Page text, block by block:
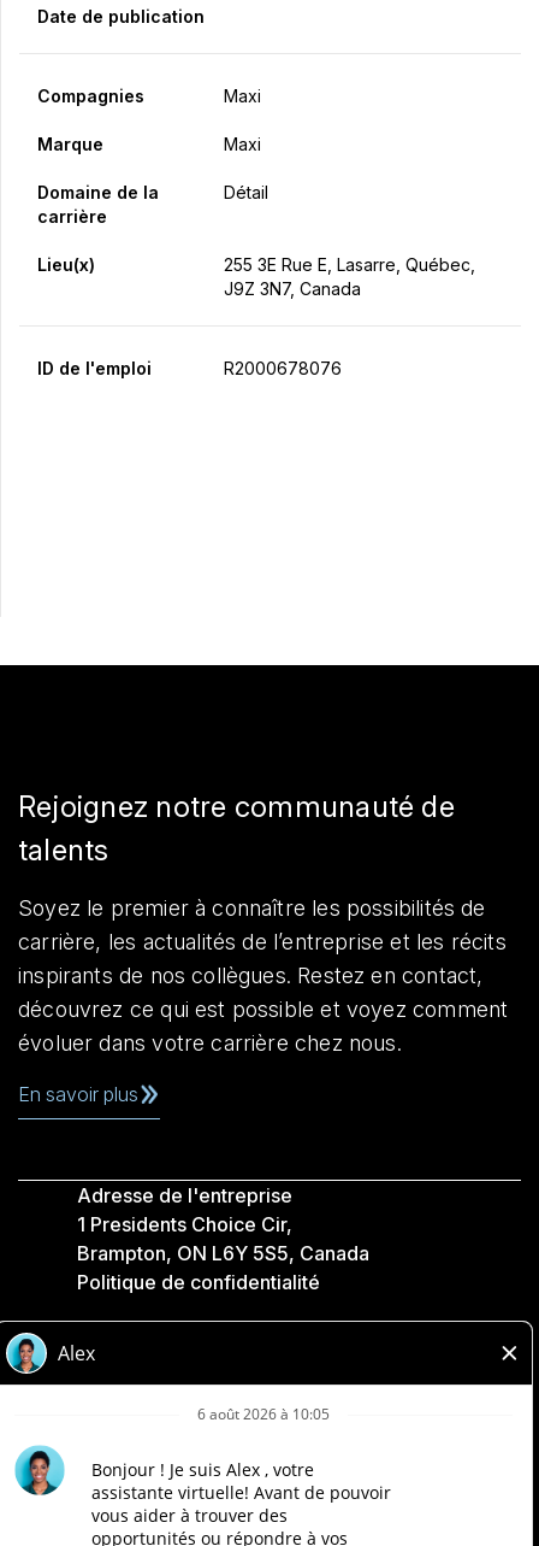
Date de publication
Compagnies Maxi
Marque Maxi
Domaine de la
carrière
Détail
Lieu(x)
255 3E Rue E, Lasarre, Québec,
J9Z 3N7, Canada
ID de l'emploi R2000678076
Rejoignez notre communauté de
talents
Soyez le premier à connaître les possibilités de
carrière, les actualités de l’entreprise et les récits
inspirants de nos collègues. Restez en contact,
découvrez ce qui est possible et voyez comment
évoluer dans votre carrière chez nous.
En savoir plus
Adresse de l'entreprise
1 Presidents Choice Cir,
Brampton, ON L6Y 5S5, Canada
Politique de confidentialité
Accessibilité
Compagnies Loblaw